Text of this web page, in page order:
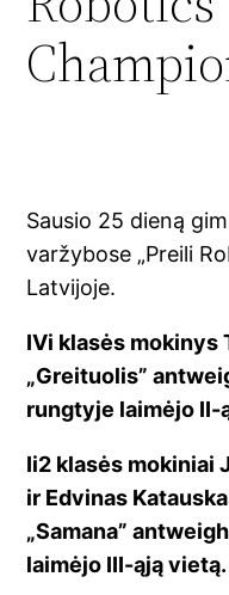
Sausio 25 dieną
varžybose „Preili
Latvijoje.
IVi klasės mokinys
„Greituolis”
rungtyje laimėjo II-
Ii2 klasės mokiniai
ir Edvinas
„Samana”
laimėjo III-ąją vietą.